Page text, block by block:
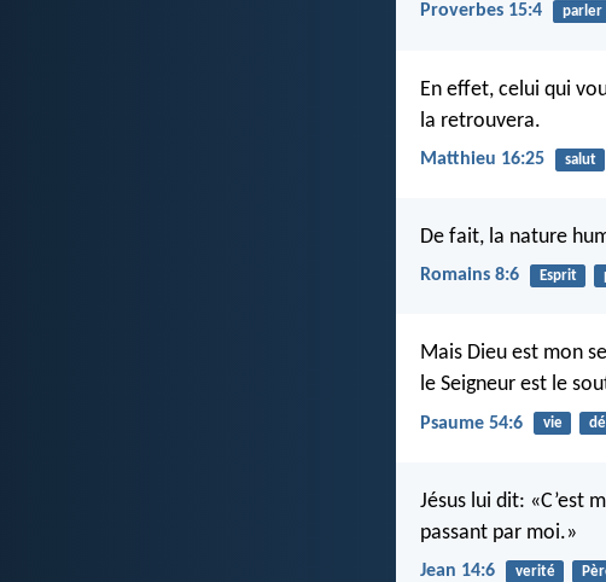
Proverbes 15:4 parler
En effet, celui qui
la retrouvera.
Matthieu 16:25 salut
De fait, la nature
Romains 8:6 Esprit
Mais Dieu est mon
le Seigneur est le
Psaume 54:6 vie
Jésus lui dit: «C’est
passant par moi.»
Jean 14:6 verité